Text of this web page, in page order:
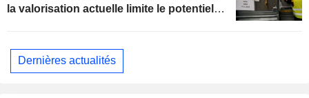
la valorisation actuelle limite le potentiel
Dernières actualités